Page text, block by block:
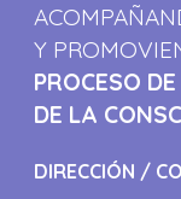
Y
PROCESO
DE LA
DIRECCIÓN /